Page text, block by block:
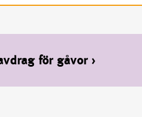
för gåvor›